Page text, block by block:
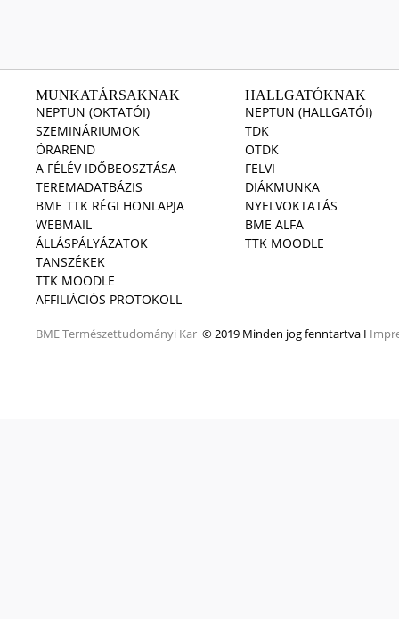
MUNKATÁRSAKNAK
NEPTUN (OKTATÓI)
SZEMINÁRIUMOK
ÓRAREND
A FÉLÉV IDŐBEOSZTÁSA
TEREMADATBÁZIS
BME TTK RÉGI HONLAPJA
WEBMAIL
ÁLLÁSPÁLYÁZATOK
TANSZÉKEK
TTK MOODLE
AFFILIÁCIÓS PROTOKOLL
BMETermészettudományi Kar © 2019 Minden jog fenntartva I
HALLGATÓKNAK
NEPTUN (HALLGATÓI)
TDK
OTDK
FELVI
DIÁKMUNKA
NYELVOKTATÁS
BME ALFA
TTK MOODLE